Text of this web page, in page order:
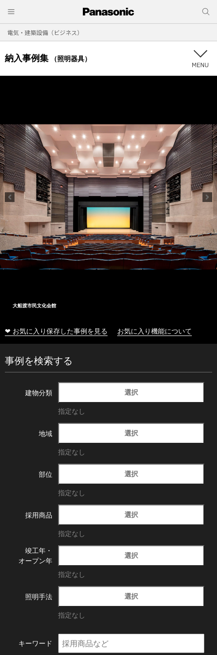
電気・建築設備（ビジネス）
納入事例集 （照明器具）
大船渡市民文化会館
❤ お気に入り保存した事例を見る お気に入り機能について
事例を検索する
建物分類 選択
指定なし
地域 選択
指定なし
部位 選択
指定なし
採用商品 選択
指定なし
竣工年・
オープン年
選択
指定なし
照明手法 選択
指定なし
キーワード